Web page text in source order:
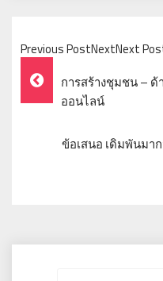
Previous PostNextNext
Post
Navigation
การสร้างชุมชน –
ออนไลน์
ข้อเสนอ เดิมพันมา